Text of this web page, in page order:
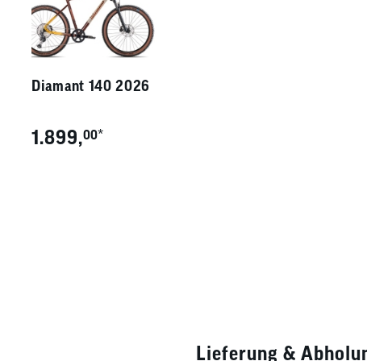
Diamant 140 2026
1.899,00*
Lieferung &